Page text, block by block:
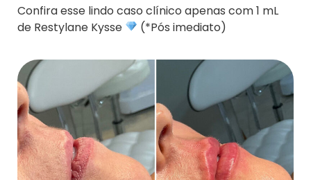
Confira esse lindo caso clínico apenas com 1 mL
de Restylane Kysse
(*Pós imediato)